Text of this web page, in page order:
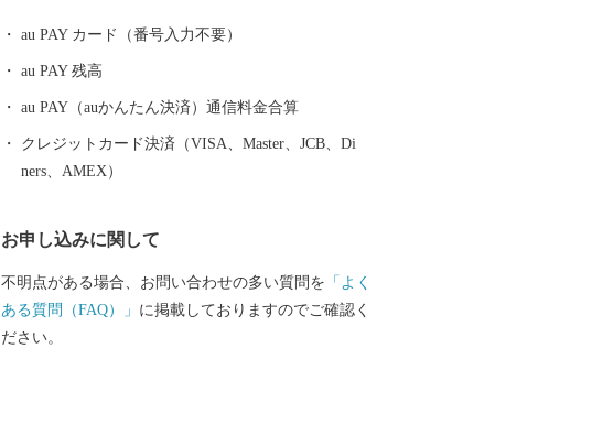
語が一つのストーリーとして文化庁が認定する日本遺
産に「津和野今昔 ~百景図を歩く~」として選ばれまし
田園風景の中を力強い汽笛の音とともに駆け抜けてい
au PAY カード（番号入力不要）
au PAY 残高
au PAY（auかんたん決済）通信料金合算
クレジットカード決済（VISA、Master、JCB、Di
ners、AMEX）
お申し込みに関して
不明点がある場合、お問い合わせの多い質問を 「よく
ある質問（FAQ）」 に掲載しておりますのでご確認く
ださい。